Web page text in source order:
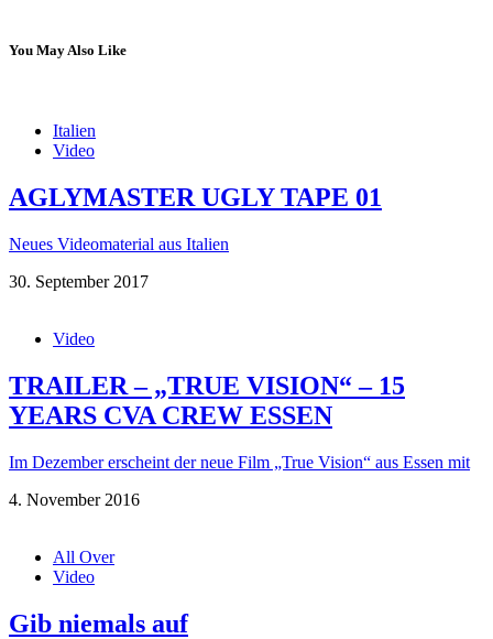
You May Also Like
Italien
Video
AGLYMASTER UGLY TAPE 01
Neues Videomaterial aus Italien
30. September 2017
Video
TRAILER – „TRUE VISION“ – 15
YEARS CVA CREW ESSEN
Im Dezember erscheint der neue Film „True Vision“ aus Essen mit
4. November 2016
All Over
Video
Gib niemals auf